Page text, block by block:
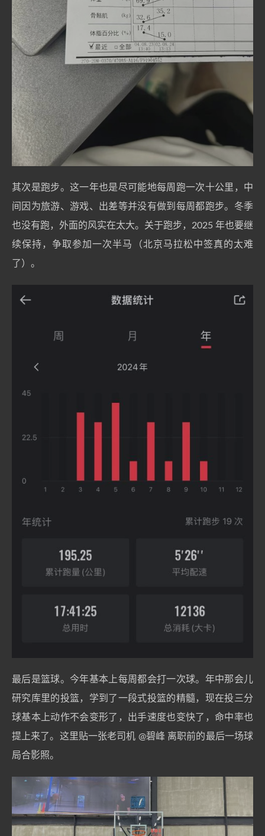
其次是跑步。这一年也是尽可能地每周跑一次十公里，中
间因为旅游、游戏、出差等并没有做到每周都跑步。冬季
也没有跑，外面的风实在太大。关于跑步，2025 年也要继
续保持，争取参加一次半马（北京马拉松中签真的太难
了）。
最后是篮球。今年基本上每周都会打一次球。年中那会儿
研究库里的投篮，学到了一段式投篮的精髓，现在投三分
球基本上动作不会变形了，出手速度也变快了，命中率也
提上来了。这里贴一张老司机 @碧峰 离职前的最后一场球
局合影照。